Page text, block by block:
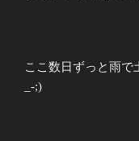
ここ数日ずっと雨で
_-;)